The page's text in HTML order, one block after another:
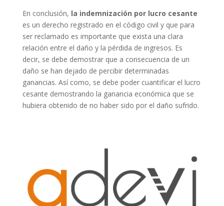
En conclusión, la indemnización por lucro cesante
es un derecho registrado en el código civil y que para
ser reclamado es importante que exista una clara
relación entre el daño y la pérdida de ingresos. Es
decir, se debe demostrar que a consecuencia de un
daño se han dejado de percibir determinadas
ganancias. Así como, se debe poder cuantificar el lucro
cesante demostrando la ganancia económica que se
hubiera obtenido de no haber sido por el daño sufrido.